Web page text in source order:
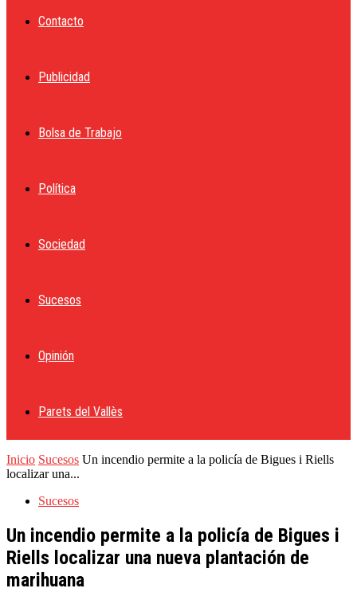
Contacto
Publicidad
Bolsa de Trabajo
Política
Sociedad
Sucesos
Opinión
Parets del Vallès
Inicio Sucesos Un incendio permite a la policía de Bigues i Riells
localizar una...
Sucesos
Un incendio permite a la policía de Bigues i
Riells localizar una nueva plantación de
marihuana